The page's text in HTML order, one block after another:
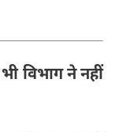
विभाग ने नहीं